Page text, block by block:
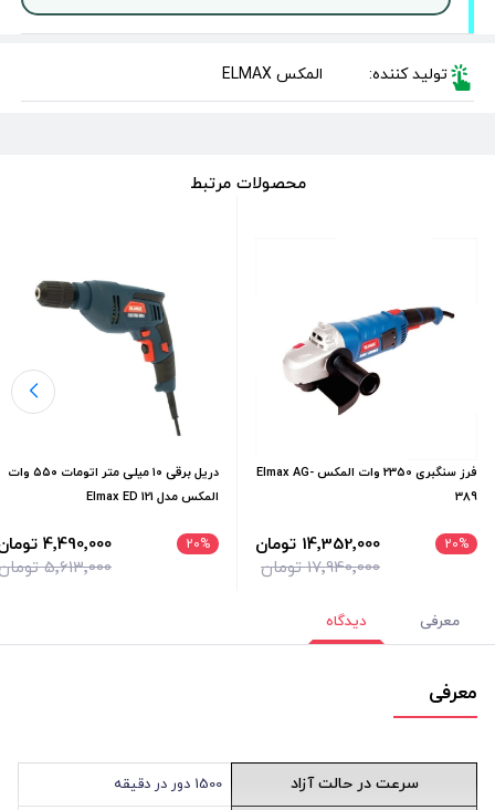
تولید کننده: المکس ELMAX
محصولات مرتبط
فرز سنگبری 2350 وات المکس Elmax AG-
389
20%
17٬940٬000 تومان
14٬352٬000 تومان
دریل برقی ۱۰ میلی‌ متر اتومات ۵۵۰ وات
المکس مدل Elmax ED 121
20%
5٬613٬000 تومان
4٬490٬000 تومان
معرفی دیدگاه
معرفی
سرعت در حالت آزاد 1500 دور در دقیقه